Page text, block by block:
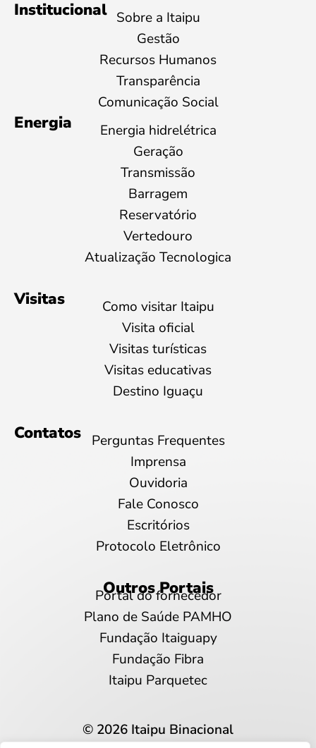
Institucional Sobre a Itaipu
Gestão
Recursos Humanos
Transparência
Comunicação Social
Energia
Energia hidrelétrica
Geração
Transmissão
Barragem
Reservatório
Vertedouro
Atualização Tecnologica
Visitas
Como visitar Itaipu
Visita oficial
Visitas turísticas
Visitas educativas
Destino Iguaçu
Contatos
Perguntas Frequentes
Imprensa
Ouvidoria
Fale Conosco
Escritórios
Protocolo Eletrônico
Outros Portais
Portal do fornecedor
Plano de Saúde PAMHO
Fundação Itaiguapy
Fundação Fibra
Itaipu Parquetec
© 2026 Itaipu Binacional